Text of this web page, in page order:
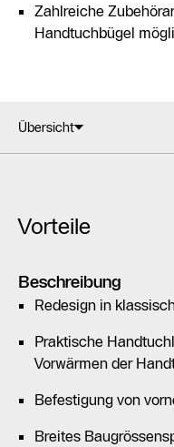
Zahlreiche
Handtuchbügel
Übersicht
Vorteile
Beschreibung
Redesign in
Praktische
Vorwärmen der
Befestigung von
Breites